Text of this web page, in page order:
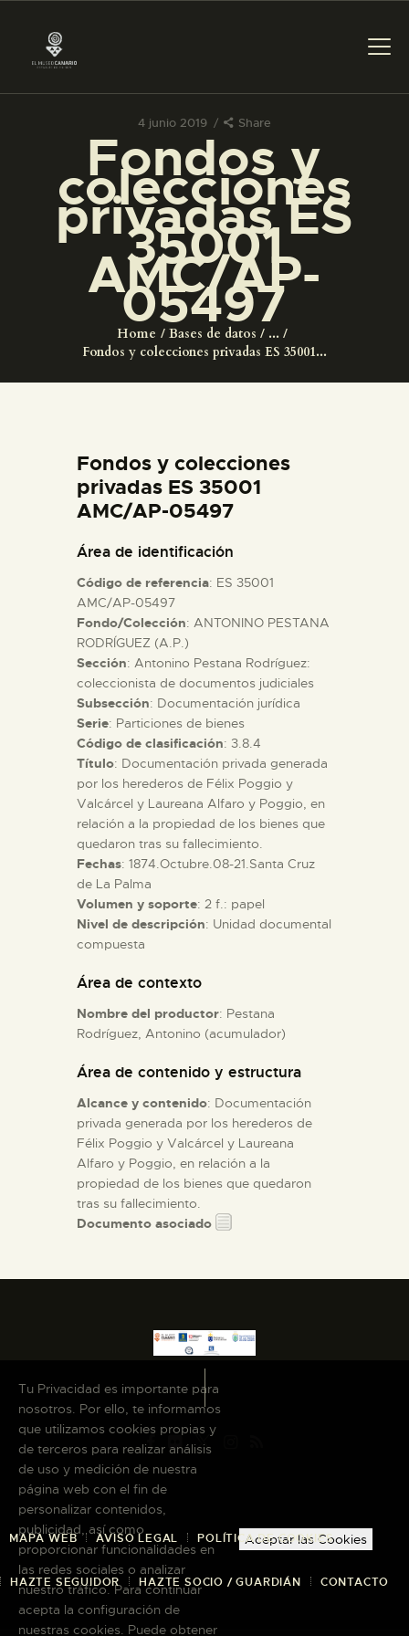
4 junio 2019 Share
Fondos y
colecciones
privadas ES
35001
AMC/AP-
05497
Home Bases de datos
...
Fondos y colecciones privadas ES 35001...
PREPARAR LA VISITA
ACTIVIDADES
█
EL MUSEO
ESPAÑOL
ACTIVIDADES
█
EL MUSEO
COLECCIONES
DIDÁCTICA
ESPAÑOL
Fondos y colecciones
privadas ES 35001
AMC/AP-05497
Área de identificación
Código de referencia: ES 35001
AMC/AP-05497
Fondo/Colección: ANTONINO PESTANA
RODRÍGUEZ (A.P.)
Sección: Antonino Pestana Rodríguez:
coleccionista de documentos judiciales
Subsección: Documentación jurídica
Serie: Particiones de bienes
Código de clasificación: 3.8.4
Título: Documentación privada generada
por los herederos de Félix Poggio y
Valcárcel y Laureana Alfaro y Poggio, en
relación a la propiedad de los bienes que
quedaron tras su fallecimiento.
Fechas: 1874.Octubre.08-21.Santa Cruz
de La Palma
Volumen y soporte: 2 f.: papel
Nivel de descripción: Unidad documental
compuesta
Área de contexto
Nombre del productor: Pestana
Rodríguez, Antonino (acumulador)
Área de contenido y estructura
Alcance y contenido: Documentación
privada generada por los herederos de
Félix Poggio y Valcárcel y Laureana
Alfaro y Poggio, en relación a la
propiedad de los bienes que quedaron
tras su fallecimiento.
Documento asociado
MAPA WEB AVISO LEGAL POLÍTICA DE COOKIES
HAZTE SEGUIDOR HAZTE SOCIO / GUARDIÁN CONTACTO
Tu Privacidad es importante para
nosotros. Por ello, te informamos
que utilizamos cookies propias y
de terceros para realizar análisis
de uso y medición de nuestra
página web con el fin de
personalizar contenidos,
publicidad, así como
proporcionar funcionalidades en
las redes sociales o analizar
nuestro tráfico. Para continuar
acepta la configuración de
nuestras cookies. Puede obtener
Aceptar las Cookies